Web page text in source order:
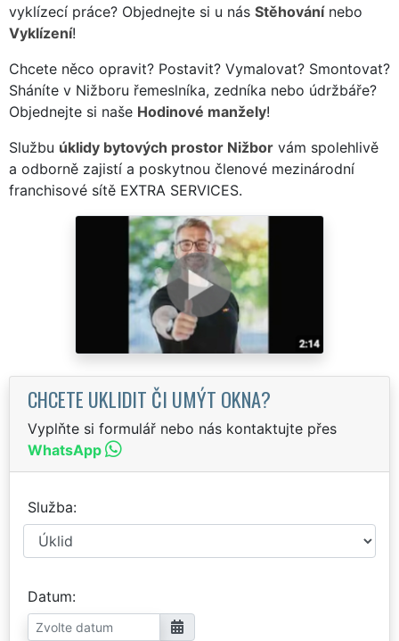
vyklízecí práce? Objednejte si u nás Stěhovánínebo
Vyklízení!
Chcete něco opravit? Postavit? Vymalovat? Smontovat?
Sháníte v Nižboru řemeslníka, zedníka nebo údržbáře?
Objednejte si naše Hodinové manžely!
Službu úklidy bytových prostor Nižbor vám spolehlivě
a odborně zajistí a poskytnou členové mezinárodní
franchisové sítě EXTRA SERVICES.
CHCETE UKLIDIT ČI UMÝT OKNA?
Vyplňte si formulář nebo nás kontaktujte přes
WhatsApp
Služba
Datum